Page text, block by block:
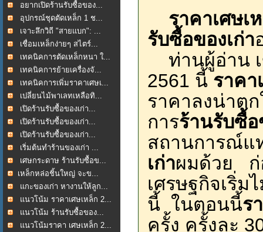
อยากเปิดร้านรับซื้อของ...
อุปกรณ์ชุดตัดเหล็ก 1 ช...
เจาะลึกวิถี "สายแบก": ...
เชื่อมเหล็กง่ายๆ สไตร์...
เทคนิคการตัดเหล็กหนา ใ...
เทคนิคการย้ายเครื่องจั...
เทคนิคการเพิ่มราคาเศษเ...
เปลี่ยนไม้พาเลทเหลือทิ...
เปิดร้านรับซื้อของเก่า...
เปิดร้านรับซื้อของเก่า...
เปิดร้านรับซื้อของเก่า...
เริ่มต้นทำร้านของเก่า ...
เศษกระดาษ ร้านรับซื้อข...
​เหล็กหล่อชิ้นใหญ่ จะข...
แกะของเก่า หางานให้ลูก...
แนวโน้ม ราคาเศษเหล็ก 2...
แนวโน้ม ร้านรับซื้อของ...
แนวโน้มราคา เศษเหล็ก 2...
ราคาเศษเ
รับซื้อของเก่า
ท่านผู้อ่าน เ
2561 นี้ ราคา
ราคาลงน่าตก
การร้านรับซื้อ
สถานการณ์แ
เก่าผมด้วย ก่
เศรษฐกิจเริ่
นี้ ในตอนนี้ร
ครั้ง ครั้งละ